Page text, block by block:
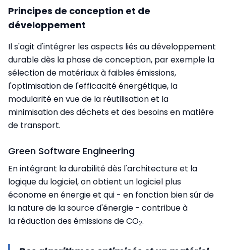
Principes de conception et de
développement
Il s'agit d'intégrer les aspects liés au développement
durable dès la phase de conception, par exemple la
sélection de matériaux à faibles émissions,
l'optimisation de l'efficacité énergétique, la
modularité en vue de la réutilisation et la
minimisation des déchets et des besoins en matière
de transport.
Green Software Engineering
En intégrant la durabilité dès l'architecture et la
logique du logiciel, on obtient un logiciel plus
économe en énergie et qui - en fonction bien sûr de
la nature de la source d'énergie - contribue à
la réduction des émissions de CO2.